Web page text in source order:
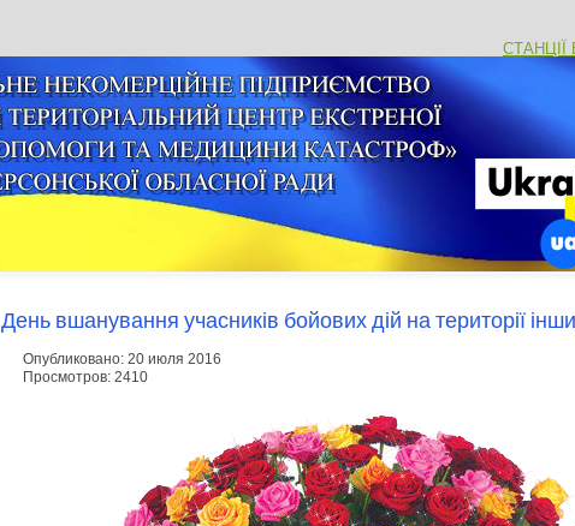
День вшанування учасників бойових дій на території
Опубликовано: 20 июля 2016
Просмотров: 2410